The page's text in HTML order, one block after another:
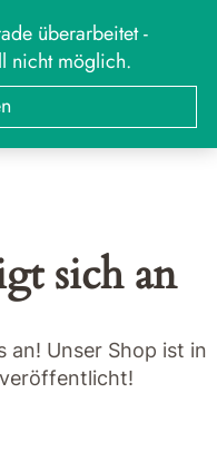
überarbeitet -
nicht möglich.
sich an
an! Unser Shop ist in